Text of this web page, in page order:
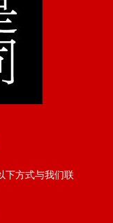
下方式与我们联